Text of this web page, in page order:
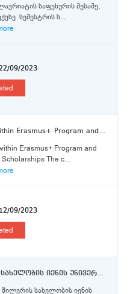
საფეხურის მესამე,
სემესტრის ს...
09/2023
Ongoing call for Academic Staff within Erasmus+ Program and DAAD GO East Program Scholarships
Erasmus+ Program and
The c...
09/2023
კონკურსი ფრიდრიხ შილერის სახელობის იენის უნივერსიტეტში (გერმანია) კვლევითი სტაჟირებისათვის სტიპენდიების მოსაპოვებლად თსუ-ს დოქტორანტურის საფეხურის სტუდენტებისთვის და დოქტორის ან მასთან გათანაბრებული ხარისხის მქონე აკადემიური პერსონალისთვის
სახელობის იენის